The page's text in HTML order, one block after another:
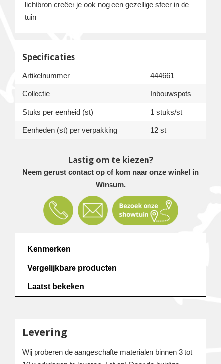
lichtbron creëer je ook nog een gezellige sfeer in de
tuin.
Specificaties
Artikelnummer 444661
Collectie Inbouwspots
Stuks per eenheid (st) 1 stuks/st
Eenheden (st) per verpakking 12 st
Lastig om te kiezen?
Neem gerust contact op of kom naar onze winkel in
Winsum.
Kenmerken
Vergelijkbare producten
Laatst bekeken
Levering
Wij proberen de aangeschafte materialen binnen 3 tot